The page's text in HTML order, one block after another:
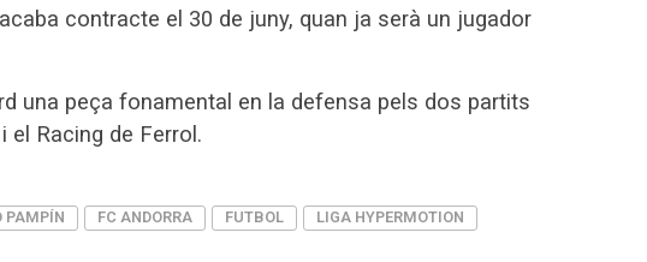
contracte el 30 de juny, quan ja serà un jugador
una peça fonamental en la defensa pels dos partits
el Racing de Ferrol.
PAMPÍN FC ANDORRA FUTBOL
LIGA HYPERMOTION